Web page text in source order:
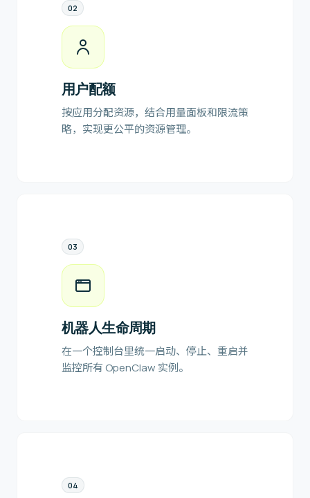
02
用户配额
按应用分配资源，结合用量面板和限流策
略，实现更公平的资源管理。
03
机器人生命周期
在一个控制台里统一启动、停止、重启并
监控所有 OpenClaw 实例。
04